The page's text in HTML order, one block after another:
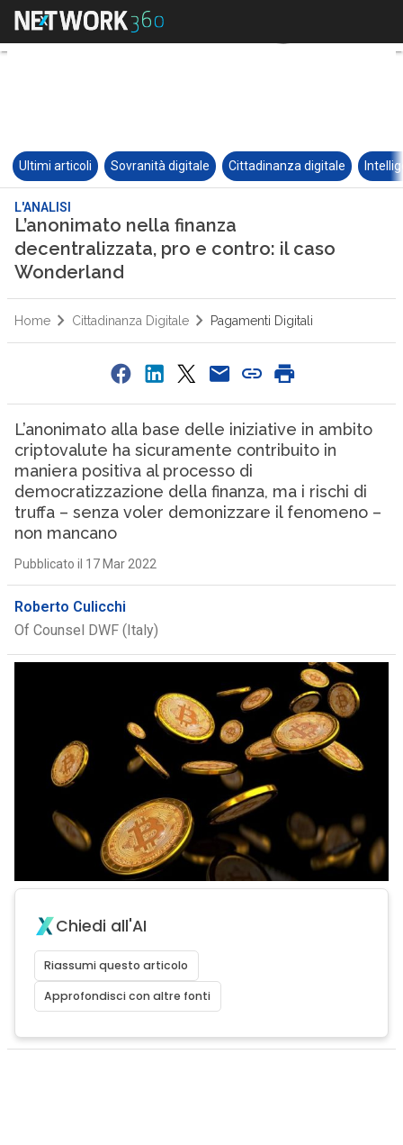
Ultimi articoli Sovranità digitale Cittadinanza digitale
L'ANALISI
L’anonimato nella finanza
decentralizzata, pro e contro: il caso
Wonderland
Home Cittadinanza Digitale Pagamenti Digitali
L’anonimato alla base delle iniziative in ambito
criptovalute ha sicuramente contribuito in
maniera positiva al processo di
democratizzazione della finanza, ma i rischi di
truffa – senza voler demonizzare il fenomeno –
non mancano
Pubblicato il 17 Mar 2022
Roberto Culicchi
Of Counsel DWF (Italy)
Chiedi all'AI
Riassumi questo articolo
Approfondisci con altre fonti